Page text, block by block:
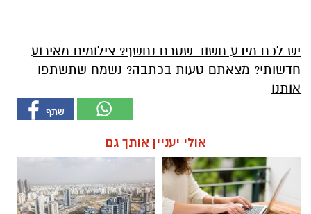
יש לכם מידע חשוב שטרם נחשף? צילומים מאירוע
חדשותי? מצאתם טעות בכתבה? נשמח שתשתפו
אותנו
אולי יעניין אותך גם